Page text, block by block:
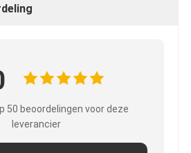
50 beoordelingen voor deze
leverancier